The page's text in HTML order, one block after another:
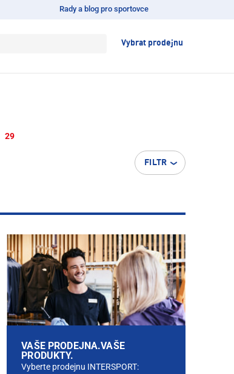
Rady a blog pro sportovce
Vybrat prodejnu
29
FILTR
VAŠE PRODEJNA.VAŠE
PRODUKTY.
Vyberte prodejnu INTERSPORT: